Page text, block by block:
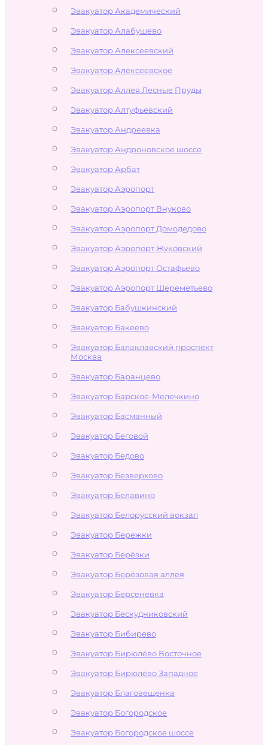
Эвакуатор Академический
Эвакуатор Алабушево
Эвакуатор Алексеевский
Эвакуатор Алексеевское
Эвакуатор Аллея Лесные Пруды
Эвакуатор Алтуфьевский
Эвакуатор Андреевка
Эвакуатор Андроновское шоссе
Эвакуатор Арбат
Эвакуатор Аэропорт
Эвакуатор Аэропорт Внуково
Эвакуатор Аэропорт Домодедово
Эвакуатор Аэропорт Жуковский
Эвакуатор Аэропорт Остафьево
Эвакуатор Аэропорт Шереметьево
Эвакуатор Бабушкинский
Эвакуатор Бакеево
Эвакуатор Балаклавский проспект
Москва
Эвакуатор Баранцево
Эвакуатор Барское-Мелечкино
Эвакуатор Басманный
Эвакуатор Беговой
Эвакуатор Бедово
Эвакуатор Безверхово
Эвакуатор Белавино
Эвакуатор Белорусский вокзал
Эвакуатор Бережки
Эвакуатор Берёзки
Эвакуатор Берёзовая аллея
Эвакуатор Берсеневка
Эвакуатор Бескудниковский
Эвакуатор Бибирево
Эвакуатор Бирюлёво Восточное
Эвакуатор Бирюлёво Западное
Эвакуатор Благовещенка
Эвакуатор Богородское
Эвакуатор Богородское шоссе